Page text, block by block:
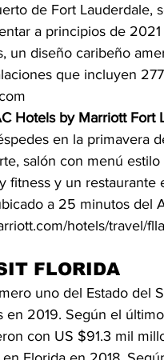
de Fort Lauderdale,
a principios de
un diseño caribeño
que incluyen
Hotels by Marriott Fort
en la primavera
salón con menú
fitness y un
a 25 minutos del
hotels/travel/
FLORIDA
uno del Estado del
en 2019. Según el
con US $91.3 mil